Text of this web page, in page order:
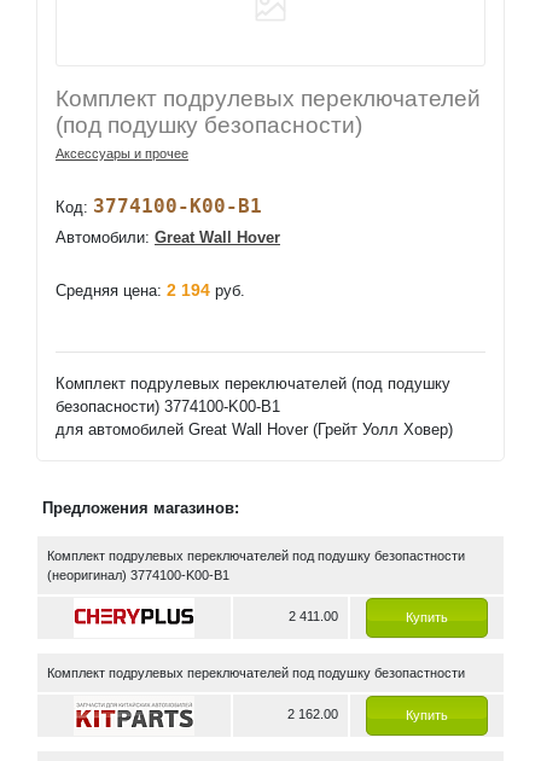
Комплект подрулевых переключателей
(под подушку безопасности)
Аксессуары и прочее
Код: 3774100-K00-B1
Автомобили: Great Wall Hover
Средняя цена: 2 194 руб.
Комплект подрулевых переключателей (под подушку
безопасности) 3774100-K00-B1
для автомобилей Great Wall Hover (Грейт Уолл Ховер)
Предложения магазинов:
Комплект подрулевых переключателей под подушку безопастности
(неоригинал) 3774100-K00-B1
2 411.00 Купить
Комплект подрулевых переключателей под подушку безопастности
2 162.00 Купить